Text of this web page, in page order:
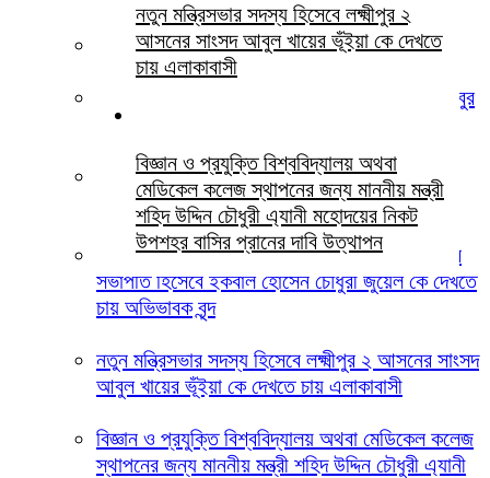
নতুন মন্ত্রিসভার সদস্য হিসেবে লক্ষ্মীপুর ২
আসনের সাংসদ আবুল খায়ের ভূঁইয়া কে দেখতে
চায় এলাকাবাসী
বিজ্ঞান ও প্রযুক্তি বিশ্ববিদ্যালয় অথবা
মেডিকেল কলেজ স্থাপনের জন্য মাননীয় মন্ত্রী
শহিদ উদ্দিন চৌধুরী এ্যানী মহোদয়ের নিকট
উপশহর বাসির প্রানের দাবি উত্থাপন
খামোশী বড় চিৎকার
লক্ষ্মীপুর জেলা জজ আদালতের সিনিয়র আইনজীবী হাসিবুর
রহমান পবিত্র ওমরাহ পালনে সৌদি আরব গমন
লক্ষ্মীপুরে জুলাই গণঅভ্যুত্থান দিবস ২০২৬ উপলক্ষ্যে
স্মৃতিস্তম্ভে জেলা পুলিশের পুষ্পস্তবক অর্পণ
লক্ষ্মীপুরের দালাল বাজার ডিগ্রি কলেজ পরিচালনা পর্ষদের
সভাপতি হিসেবে ইকবাল হোসেন চৌধুরী জুয়েল কে দেখতে
চায় অভিভাবক বৃন্দ
নতুন মন্ত্রিসভার সদস্য হিসেবে লক্ষ্মীপুর ২ আসনের সাংসদ
আবুল খায়ের ভূঁইয়া কে দেখতে চায় এলাকাবাসী
বিজ্ঞান ও প্রযুক্তি বিশ্ববিদ্যালয় অথবা মেডিকেল কলেজ
স্থাপনের জন্য মাননীয় মন্ত্রী শহিদ উদ্দিন চৌধুরী এ্যানী